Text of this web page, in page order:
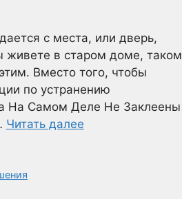
с места, или дверь,
живете в старом доме, таком
Вместо того, чтобы
по устранению
На Самом Деле Не Заклеены
Читать далее